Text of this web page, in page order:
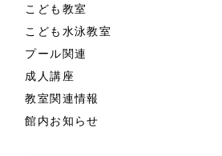
こども教室
こども水泳教室
プール関連
成人講座
教室関連情報
館内お知らせ